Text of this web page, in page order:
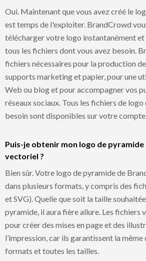
Oui. Maintenant que vous avez créé le
est temps de l'exploiter. BrandCrowd
télécharger votre logo instantanément et
tous les fichiers dont vous avez besoin.
fichiers nécessaires pour la production de
supports marketing et papier, pour une
Web ou blog et pour accompagner vos
réseaux sociaux. Tous les fichiers de
besoin sont disponibles sur votre compte.
Puis-je obtenir mon logo de
vectoriel ?
Bien sûr. Votre logo de pyramide de
dans plusieurs formats, y compris des
et SVG). Quelle que soit la taille
pyramide, il aura fière allure. Les fichiers
pour créer des mises en page et des
l’impression, car ils garantissent la
formats et toutes les tailles.